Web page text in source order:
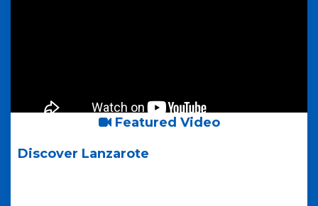
Featured Video
Discover Lanzarote